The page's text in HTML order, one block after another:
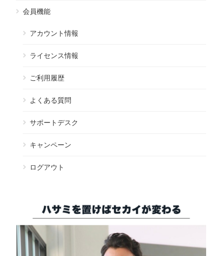
会員機能
アカウント情報
ライセンス情報
ご利用履歴
よくある質問
サポートデスク
キャンペーン
ログアウト